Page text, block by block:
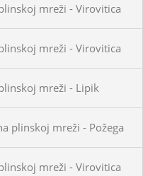
mreži - Virovitica
mreži - Virovitica
mreži - Lipik
plinskoj mreži - Požega
mreži - Virovitica